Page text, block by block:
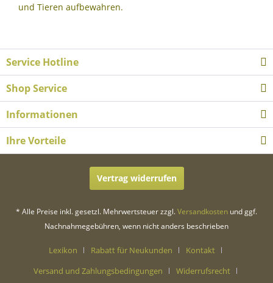
und Tieren aufbewahren.
Service Hotline
Shop Service
Informationen
Ihre Vorteile
Vertrag widerrufen
* Alle Preise inkl. gesetzl. Mehrwertsteuer zzgl.Versandkosten und ggf.
Nachnahmegebühren, wenn nicht anders beschrieben
Lexikon Rabatt für Neukunden
Kontakt
Versand und Zahlungsbedingungen
Widerrufsrecht